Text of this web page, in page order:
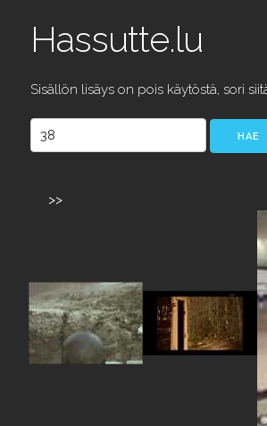
Hassutte.lu
Sisällön lisäys on pois käytöstä, sori
>>